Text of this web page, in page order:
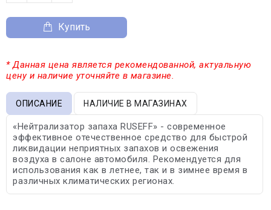
Купить
* Данная цена является рекомендованной, актуальную
цену и наличие уточняйте в магазине.
ОПИСАНИЕ НАЛИЧИЕ В МАГАЗИНАХ
«Нейтрализатор запаха RUSEFF» - современное
эффективное отечественное средство для быстрой
ликвидации неприятных запахов и освежения
воздуха в салоне автомобиля. Рекомендуется для
использования как в летнее, так и в зимнее время в
различных климатических регионах.